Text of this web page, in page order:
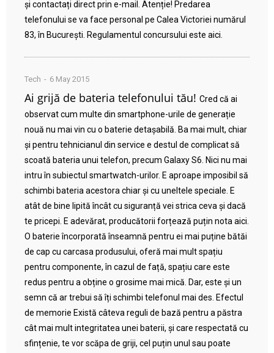
și contactați direct prin e-mail. Atenție! Predarea
telefonului se va face personal pe Calea Victoriei numărul
83, în București. Regulamentul concursului este aici.
Tech 6 May 2015
Ai grijă de bateria telefonului tău! Cred că ai
observat cum multe din smartphone-urile de generație
nouă nu mai vin cu o baterie detașabilă. Ba mai mult, chiar
și pentru tehnicianul din service e destul de complicat să
scoată bateria unui telefon, precum Galaxy S6. Nici nu mai
intru în subiectul smartwatch-urilor. E aproape imposibil să
schimbi bateria acestora chiar și cu uneltele speciale. E
atât de bine lipită încât cu siguranță vei strica ceva și dacă
te pricepi. E adevărat, producătorii forțează puțin nota aici.
O baterie încorporată înseamnă pentru ei mai puține bătăi
de cap cu carcasa produsului, oferă mai mult spațiu
pentru componente, în cazul de față, spațiu care este
redus pentru a obține o grosime mai mică. Dar, este și un
semn că ar trebui să îți schimbi telefonul mai des. Efectul
de memorie Există câteva reguli de bază pentru a păstra
cât mai mult integritatea unei baterii, și care respectată cu
sfințenie, te vor scăpa de griji, cel puțin unul sau poate